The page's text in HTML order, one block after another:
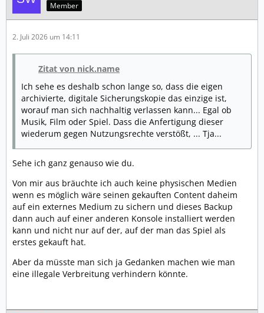
Member
2. Juli 2026 um 14:11
Zitat von nick.name
Ich sehe es deshalb schon lange so, dass die eigen
archivierte, digitale Sicherungskopie das einzige ist,
worauf man sich nachhaltig verlassen kann... Egal ob
Musik, Film oder Spiel. Dass die Anfertigung dieser
wiederum gegen Nutzungsrechte verstößt, ... Tja...
Sehe ich ganz genauso wie du.
Von mir aus bräuchte ich auch keine physischen Medien
wenn es möglich wäre seinen gekauften Content daheim
auf ein externes Medium zu sichern und dieses Backup
dann auch auf einer anderen Konsole installiert werden
kann und nicht nur auf der, auf der man das Spiel als
erstes gekauft hat.
Aber da müsste man sich ja Gedanken machen wie man
eine illegale Verbreitung verhindern könnte.